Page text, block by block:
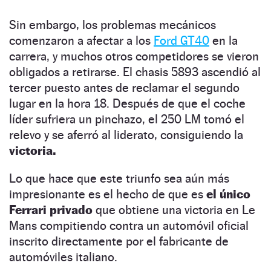
Sin embargo, los problemas mecánicos
comenzaron a afectar a los Ford GT40 en la
carrera, y muchos otros competidores se vieron
obligados a retirarse. El chasis 5893 ascendió al
tercer puesto antes de reclamar el segundo
lugar en la hora 18. Después de que el coche
líder sufriera un pinchazo, el 250 LM tomó el
relevo y se aferró al liderato, consiguiendo la
victoria.
Lo que hace que este triunfo sea aún más
impresionante es el hecho de que es el único
Ferrari privado que obtiene una victoria en Le
Mans compitiendo contra un automóvil oficial
inscrito directamente por el fabricante de
automóviles italiano.